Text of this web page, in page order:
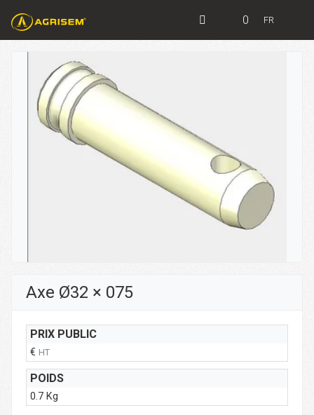
0 FR
Axe Ø32 × 075
PRIX PUBLIC
€ HT
POIDS
0.7 Kg